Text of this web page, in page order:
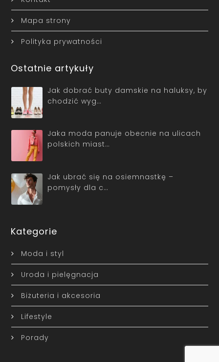
Mapa strony
Polityka prywatności
Ostatnie artykuły
Jak dobrać buty damskie na haluksy, by
chodzić wyg…
Jaka moda panuje obecnie na ulicach
polskich miast…
Jak ubrać się na osiemnastkę –
pomysły dla c…
Kategorie
Moda i styl
Uroda i pielęgnacja
Biżuteria i akcesoria
Lifestyle
Porady